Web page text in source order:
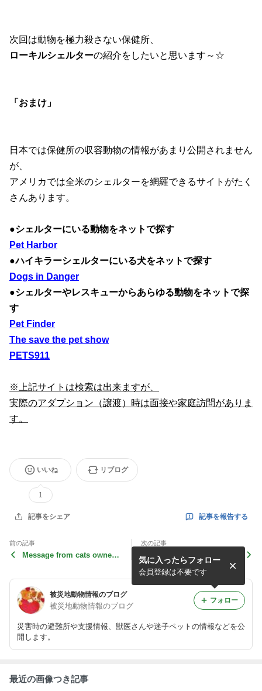
次回は動物を極力殺さない保健所、
ローキルシェルターの紹介をしたいと思います～☆
「おまけ」
日本では保健所の収容動物の情報があまり公開されません
が、
アメリカでは全米のシェルターを網羅できるサイトがたく
さんあります。
●シェルターにいる動物をネットで探す
Pet Harbor
●ハイキラーシェルターにいる犬をネットで探す
Dogs in Danger
●シェルターやレスキューからあらゆる動物をネットで探
す
Pet Finder
The save the pet show
PETS911
※上記サイトは検索は出来ますが、
実際のアダプション（譲渡）時は面接や家庭訪問がありま
す。
いいね
1
リブログ
記事をシェア 記事を報告する
前の記事
Message from cats owner f
次の記事
フォスター（一時預かり）の
素晴らしさ、大切さPART２
被災地動物情報のブログ
被災地動物情報のブログ
災害時の避難所や支援情報、獣医さんや迷子ペットの情報などを公
開します。
気に入ったらフォロー
会員登録は不要です
フォロー
最近の画像つき記事